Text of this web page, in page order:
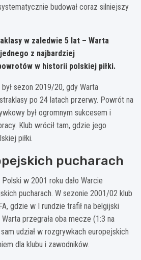
budował coraz silniejszy
w zaledwie 5 lat – Warta
z najbardziej
w historii polskiej piłki.
sezon 2019/20, gdy Warta
po 24 latach przerwy. Powrót na
był ogromnym sukcesem i
Klub wrócił tam, gdzie jego
piłki.
pucharach
w 2001 roku dało Warcie
pucharach. W sezonie 2001/02 klub
gdzie w I rundzie trafił na belgijski
przegrała oba mecze (1:3 na
udział w rozgrywkach europejskich
dla klubu i zawodników.